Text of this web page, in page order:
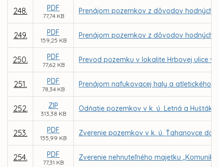
248. PDF
77,74 KB
Prenájom pozemkov z dôvodov hodných
249. PDF
159,25 KB
Prenájom pozemkov z dôvodov hodných
250. PDF
77,62 KB
Prevod pozemku v lokalite Hrbovej ulice v
251. PDF
78,34 KB
Prenájom nafukovacej haly a atletického
252. ZIP
313,38 KB
Odňatie pozemkov v k. ú. Letná a
253. PDF
155,99 KB
Zverenie pozemkov v k. ú. Ťahanovce do
254. PDF
77,31 KB
Zverenie nehnuteľného majetku